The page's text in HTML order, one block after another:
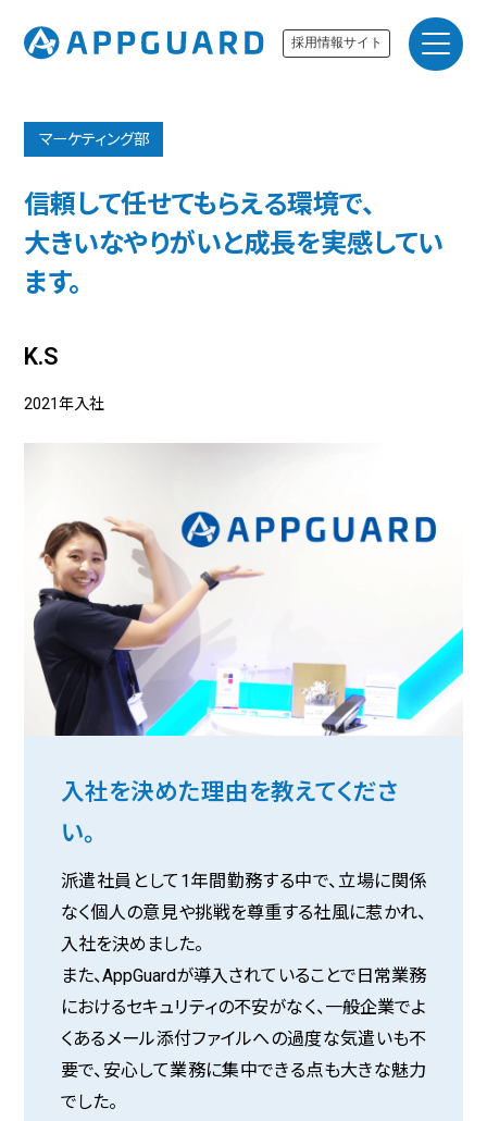
採用情報サイト
マーケティング部
信頼して任せてもらえる環境で、
大きいなやりがいと成長を実感してい
ます。
K.S
2021年入社
入社を決めた理由を教えてくださ
い。
派遣社員として1年間勤務する中で、立場に関係
なく個人の意見や挑戦を尊重する社風に惹かれ、
入社を決めました。
また、AppGuardが導入されていることで日常業務
におけるセキュリティの不安がなく、一般企業でよ
くあるメール添付ファイルへの過度な気遣いも不
要で、安心して業務に集中できる点も大きな魅力
でした。